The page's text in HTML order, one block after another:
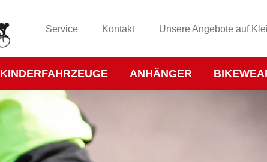
Service Kontakt Unsere Angebote auf
KINDERFAHRZEUGE ANHÄNGER